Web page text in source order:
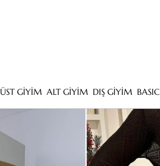
ÜST GİYİM ALT GİYİM DIŞ GİYİM BASIC